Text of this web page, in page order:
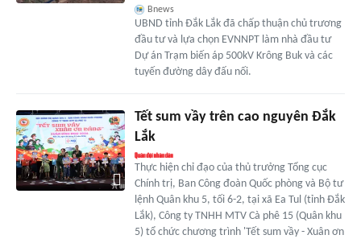
Bnews
UBND tỉnh Đắk Lắk đã chấp thuận chủ trương
đầu tư và lựa chọn EVNNPT làm nhà đầu tư
Dự án Trạm biến áp 500kV Krông Buk và các
tuyến đường dây đấu nối.
Tết sum vầy trên cao nguyên Đắk
Lắk
Thực hiện chỉ đạo của thủ trưởng Tổng cục
Chính trị, Ban Công đoàn Quốc phòng và Bộ tư
lệnh Quân khu 5, tối 6-2, tại xã Ea Tul (tỉnh Đắk
Lắk), Công ty TNHH MTV Cà phê 15 (Quân khu
5) tổ chức chương trình 'Tết sum vầy - Xuân ơn